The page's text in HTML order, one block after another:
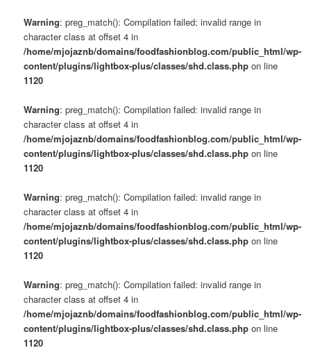
Warning: preg_match(): Compilation failed: invalid range in
character class at offset 4 in
/home/mjojaznb/domains/foodfashionblog.com/public_html/wp-
content/plugins/lightbox-plus/classes/shd.class.php on line
1120
Warning: preg_match(): Compilation failed: invalid range in
character class at offset 4 in
/home/mjojaznb/domains/foodfashionblog.com/public_html/wp-
content/plugins/lightbox-plus/classes/shd.class.php on line
1120
Warning: preg_match(): Compilation failed: invalid range in
character class at offset 4 in
/home/mjojaznb/domains/foodfashionblog.com/public_html/wp-
content/plugins/lightbox-plus/classes/shd.class.php on line
1120
Warning: preg_match(): Compilation failed: invalid range in
character class at offset 4 in
/home/mjojaznb/domains/foodfashionblog.com/public_html/wp-
content/plugins/lightbox-plus/classes/shd.class.php on line
1120